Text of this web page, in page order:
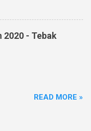
2020 - Tebak
READ MORE »